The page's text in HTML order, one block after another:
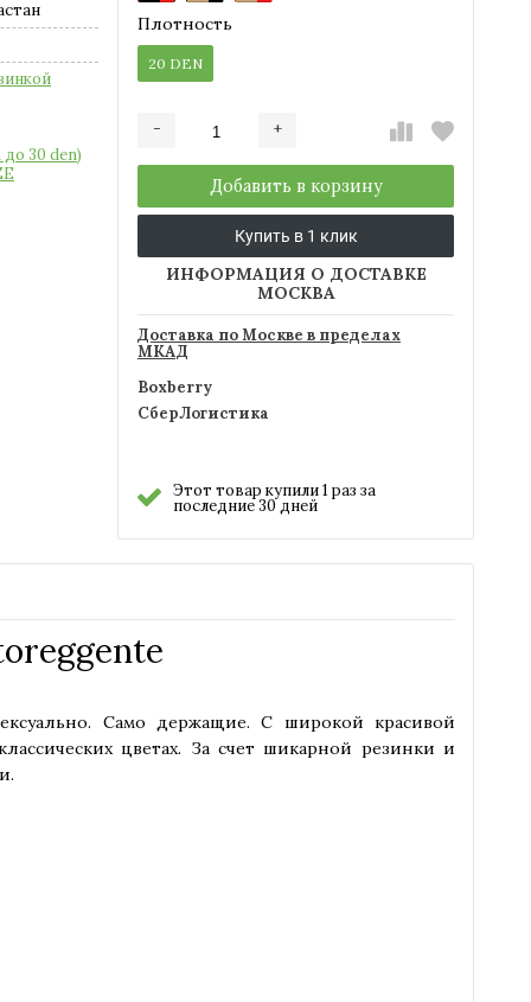
Плотность
20 DEN
- +
Добавить в корзину
Купить в 1 клик
ИНФОРМАЦИЯ О ДОСТАВКЕ
МОСКВА
Доставка по Москве в пределах
МКАД
Boxberry
СберЛогистика
Этот товар купили 1 раз за
последние 30 дней
до 30 den)
Само держащие. С широкой красивой
цветах. За счет шикарной резинки и